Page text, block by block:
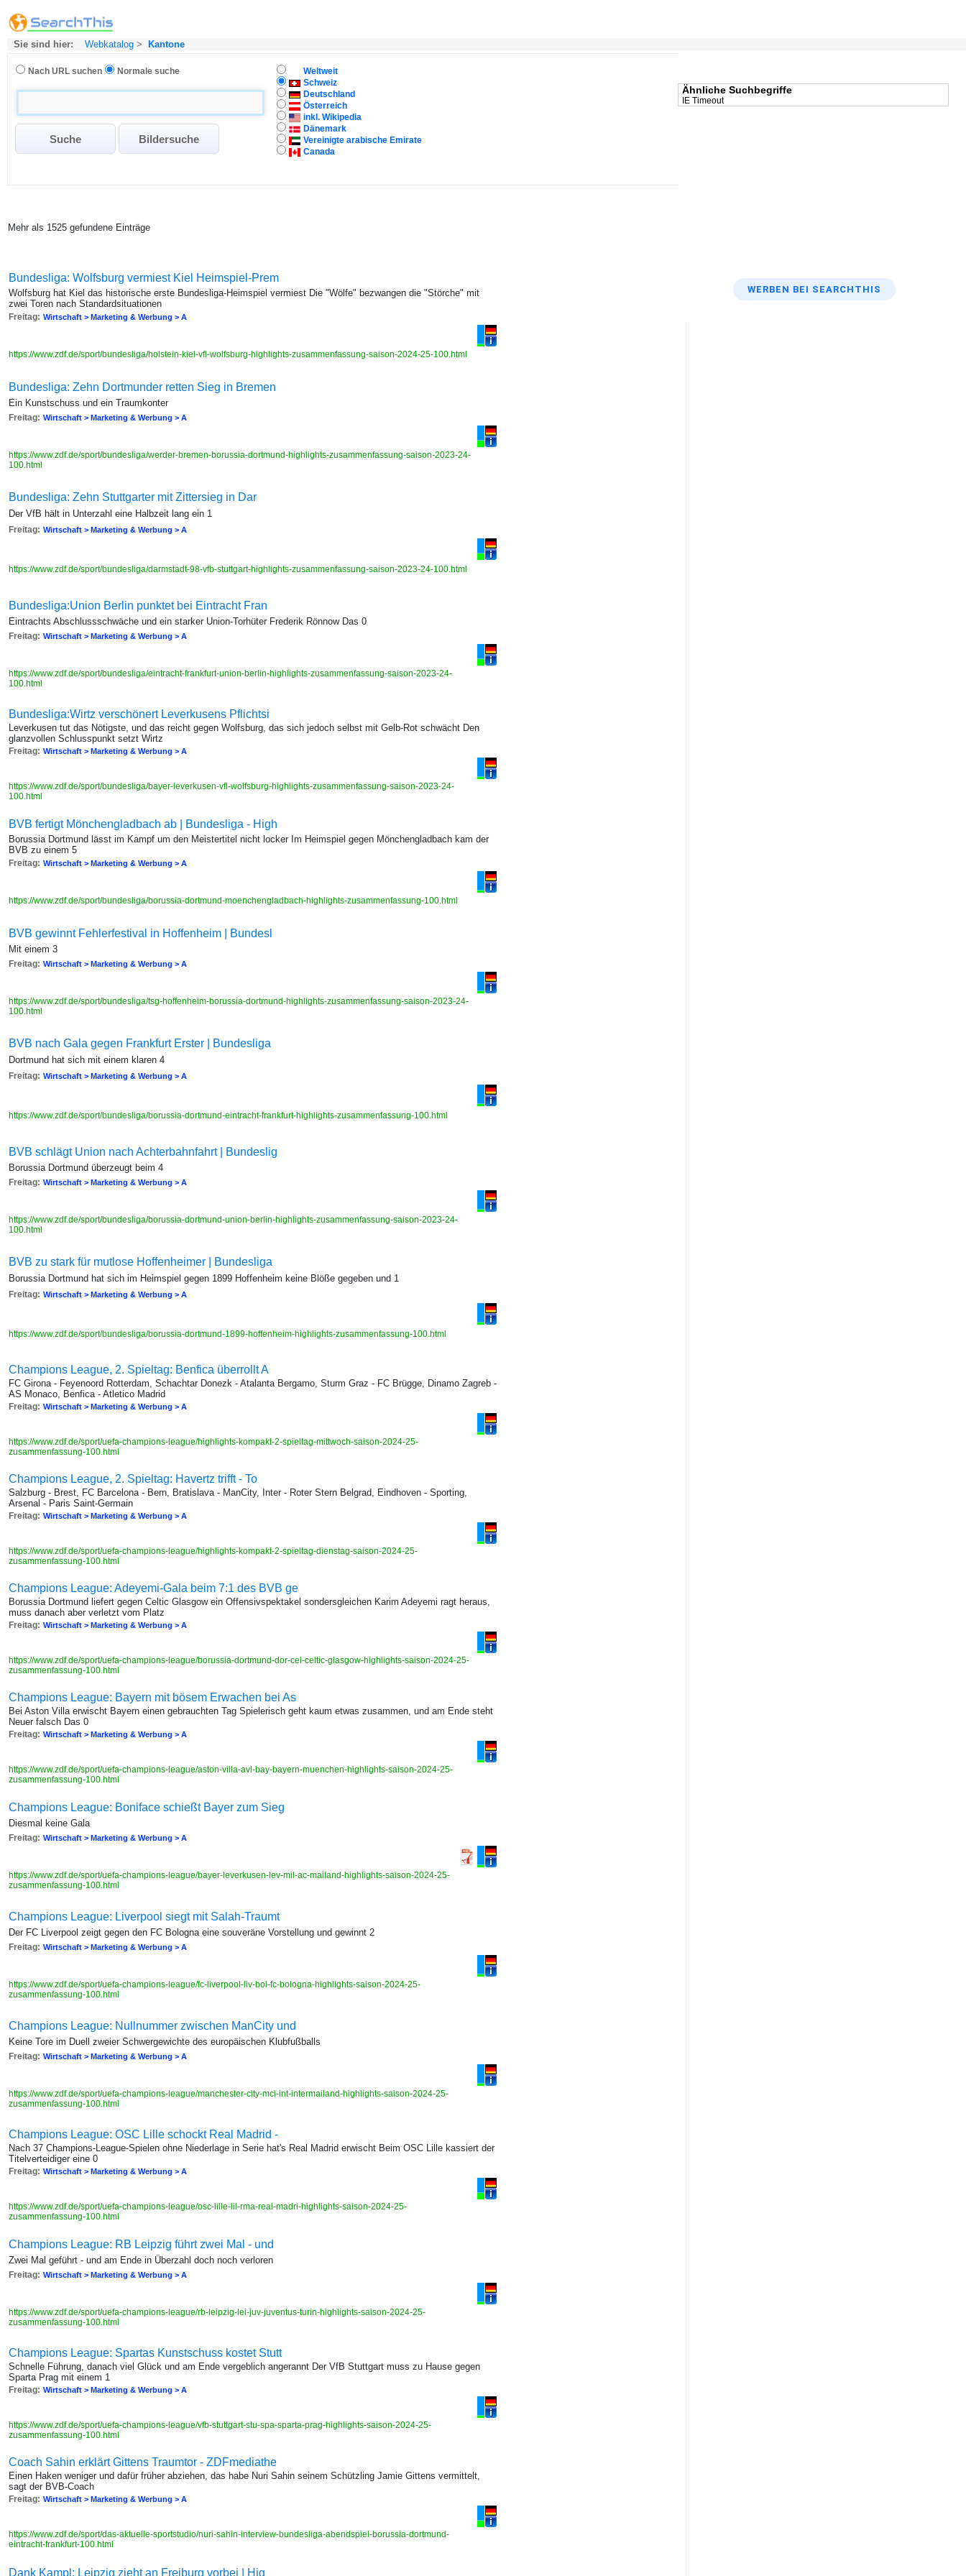
Sie sind hier: Webkatalog > Kantone
Nach URL suchen Normale suche
Weltweit
Schweiz
Deutschland
Österreich
inkl. Wikipedia
Dänemark
Vereinigte arabische Emirate
Canada
Mehr als 1525 gefundene Einträge
Bundesliga: Wolfsburg vermiest Kiel Heimspiel-Prem
Wolfsburg hat Kiel das historische erste Bundesliga-Heimspiel vermiest Die "Wölfe" bezwangen die "Störche" mit
zwei Toren nach Standardsituationen
Freitag: Wirtschaft > Marketing & Werbung > A
https://www.zdf.de/sport/bundesliga/holstein-kiel-vfl-wolfsburg-highlights-zusammenfassung-saison-2024-25-100.html
Bundesliga: Zehn Dortmunder retten Sieg in Bremen
Ein Kunstschuss und ein Traumkonter
Freitag: Wirtschaft > Marketing & Werbung > A
https://www.zdf.de/sport/bundesliga/werder-bremen-borussia-dortmund-highlights-zusammenfassung-saison-2023-24-
100.html
Bundesliga: Zehn Stuttgarter mit Zittersieg in Dar
Der VfB hält in Unterzahl eine Halbzeit lang ein 1
Freitag: Wirtschaft > Marketing & Werbung > A
https://www.zdf.de/sport/bundesliga/darmstadt-98-vfb-stuttgart-highlights-zusammenfassung-saison-2023-24-100.html
Bundesliga:Union Berlin punktet bei Eintracht Fran
Eintrachts Abschlussschwäche und ein starker Union-Torhüter Frederik Rönnow Das 0
Freitag: Wirtschaft > Marketing & Werbung > A
https://www.zdf.de/sport/bundesliga/eintracht-frankfurt-union-berlin-highlights-zusammenfassung-saison-2023-24-
100.html
Bundesliga:Wirtz verschönert Leverkusens Pflichtsi
Leverkusen tut das Nötigste, und das reicht gegen Wolfsburg, das sich jedoch selbst mit Gelb-Rot schwächt Den
glanzvollen Schlusspunkt setzt Wirtz
Freitag: Wirtschaft > Marketing & Werbung > A
https://www.zdf.de/sport/bundesliga/bayer-leverkusen-vfl-wolfsburg-highlights-zusammenfassung-saison-2023-24-
100.html
BVB fertigt Mönchengladbach ab | Bundesliga - High
Borussia Dortmund lässt im Kampf um den Meistertitel nicht locker Im Heimspiel gegen Mönchengladbach kam der
BVB zu einem 5
Freitag: Wirtschaft > Marketing & Werbung > A
https://www.zdf.de/sport/bundesliga/borussia-dortmund-moenchengladbach-highlights-zusammenfassung-100.html
BVB gewinnt Fehlerfestival in Hoffenheim | Bundesl
Mit einem 3
Freitag: Wirtschaft > Marketing & Werbung > A
https://www.zdf.de/sport/bundesliga/tsg-hoffenheim-borussia-dortmund-highlights-zusammenfassung-saison-2023-24-
100.html
BVB nach Gala gegen Frankfurt Erster | Bundesliga
Dortmund hat sich mit einem klaren 4
Freitag: Wirtschaft > Marketing & Werbung > A
https://www.zdf.de/sport/bundesliga/borussia-dortmund-eintracht-frankfurt-highlights-zusammenfassung-100.html
BVB schlägt Union nach Achterbahnfahrt | Bundeslig
Borussia Dortmund überzeugt beim 4
Freitag: Wirtschaft > Marketing & Werbung > A
https://www.zdf.de/sport/bundesliga/borussia-dortmund-union-berlin-highlights-zusammenfassung-saison-2023-24-
100.html
BVB zu stark für mutlose Hoffenheimer | Bundesliga
Borussia Dortmund hat sich im Heimspiel gegen 1899 Hoffenheim keine Blöße gegeben und 1
Freitag: Wirtschaft > Marketing & Werbung > A
https://www.zdf.de/sport/bundesliga/borussia-dortmund-1899-hoffenheim-highlights-zusammenfassung-100.html
Champions League, 2. Spieltag: Benfica überrollt A
FC Girona - Feyenoord Rotterdam, Schachtar Donezk - Atalanta Bergamo, Sturm Graz - FC Brügge, Dinamo Zagreb -
AS Monaco, Benfica - Atletico Madrid
Freitag: Wirtschaft > Marketing & Werbung > A
https://www.zdf.de/sport/uefa-champions-league/highlights-kompakt-2-spieltag-mittwoch-saison-2024-25-
zusammenfassung-100.html
Champions League, 2. Spieltag: Havertz trifft - To
Salzburg - Brest, FC Barcelona - Bern, Bratislava - ManCity, Inter - Roter Stern Belgrad, Eindhoven - Sporting,
Arsenal - Paris Saint-Germain
Freitag: Wirtschaft > Marketing & Werbung > A
https://www.zdf.de/sport/uefa-champions-league/highlights-kompakt-2-spieltag-dienstag-saison-2024-25-
zusammenfassung-100.html
Champions League: Adeyemi-Gala beim 7:1 des BVB ge
Borussia Dortmund liefert gegen Celtic Glasgow ein Offensivspektakel sondersgleichen Karim Adeyemi ragt heraus,
muss danach aber verletzt vom Platz
Freitag: Wirtschaft > Marketing & Werbung > A
https://www.zdf.de/sport/uefa-champions-league/borussia-dortmund-dor-cel-celtic-glasgow-highlights-saison-2024-25-
zusammenfassung-100.html
Champions League: Bayern mit bösem Erwachen bei As
Bei Aston Villa erwischt Bayern einen gebrauchten Tag Spielerisch geht kaum etwas zusammen, und am Ende steht
Neuer falsch Das 0
Freitag: Wirtschaft > Marketing & Werbung > A
https://www.zdf.de/sport/uefa-champions-league/aston-villa-avl-bay-bayern-muenchen-highlights-saison-2024-25-
zusammenfassung-100.html
Champions League: Boniface schießt Bayer zum Sieg
Diesmal keine Gala
Freitag: Wirtschaft > Marketing & Werbung > A
https://www.zdf.de/sport/uefa-champions-league/bayer-leverkusen-lev-mil-ac-mailand-highlights-saison-2024-25-
zusammenfassung-100.html
Champions League: Liverpool siegt mit Salah-Traumt
Der FC Liverpool zeigt gegen den FC Bologna eine souveräne Vorstellung und gewinnt 2
Freitag: Wirtschaft > Marketing & Werbung > A
https://www.zdf.de/sport/uefa-champions-league/fc-liverpool-liv-bol-fc-bologna-highlights-saison-2024-25-
zusammenfassung-100.html
Champions League: Nullnummer zwischen ManCity und
Keine Tore im Duell zweier Schwergewichte des europäischen Klubfußballs
Freitag: Wirtschaft > Marketing & Werbung > A
https://www.zdf.de/sport/uefa-champions-league/manchester-city-mci-int-intermailand-highlights-saison-2024-25-
zusammenfassung-100.html
Champions League: OSC Lille schockt Real Madrid -
Nach 37 Champions-League-Spielen ohne Niederlage in Serie hat's Real Madrid erwischt Beim OSC Lille kassiert der
Titelverteidiger eine 0
Freitag: Wirtschaft > Marketing & Werbung > A
https://www.zdf.de/sport/uefa-champions-league/osc-lille-lil-rma-real-madri-highlights-saison-2024-25-
zusammenfassung-100.html
Champions League: RB Leipzig führt zwei Mal - und
Zwei Mal geführt - und am Ende in Überzahl doch noch verloren
Freitag: Wirtschaft > Marketing & Werbung > A
https://www.zdf.de/sport/uefa-champions-league/rb-leipzig-lei-juv-juventus-turin-highlights-saison-2024-25-
zusammenfassung-100.html
Champions League: Spartas Kunstschuss kostet Stutt
Schnelle Führung, danach viel Glück und am Ende vergeblich angerannt Der VfB Stuttgart muss zu Hause gegen
Sparta Prag mit einem 1
Freitag: Wirtschaft > Marketing & Werbung > A
https://www.zdf.de/sport/uefa-champions-league/vfb-stuttgart-stu-spa-sparta-prag-highlights-saison-2024-25-
zusammenfassung-100.html
Coach Sahin erklärt Gittens Traumtor - ZDFmediathe
Einen Haken weniger und dafür früher abziehen, das habe Nuri Sahin seinem Schützling Jamie Gittens vermittelt,
sagt der BVB-Coach
Freitag: Wirtschaft > Marketing & Werbung > A
https://www.zdf.de/sport/das-aktuelle-sportstudio/nuri-sahin-interview-bundesliga-abendspiel-borussia-dortmund-
eintracht-frankfurt-100.html
Dank Kampl: Leipzig zieht an Freiburg vorbei | Hig